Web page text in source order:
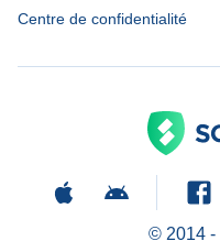
Centre de confidentialité
© 2014 -